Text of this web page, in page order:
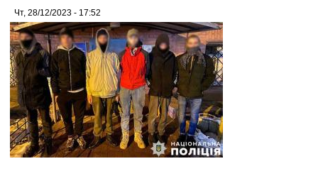
Чт, 28/12/2023 - 17:52